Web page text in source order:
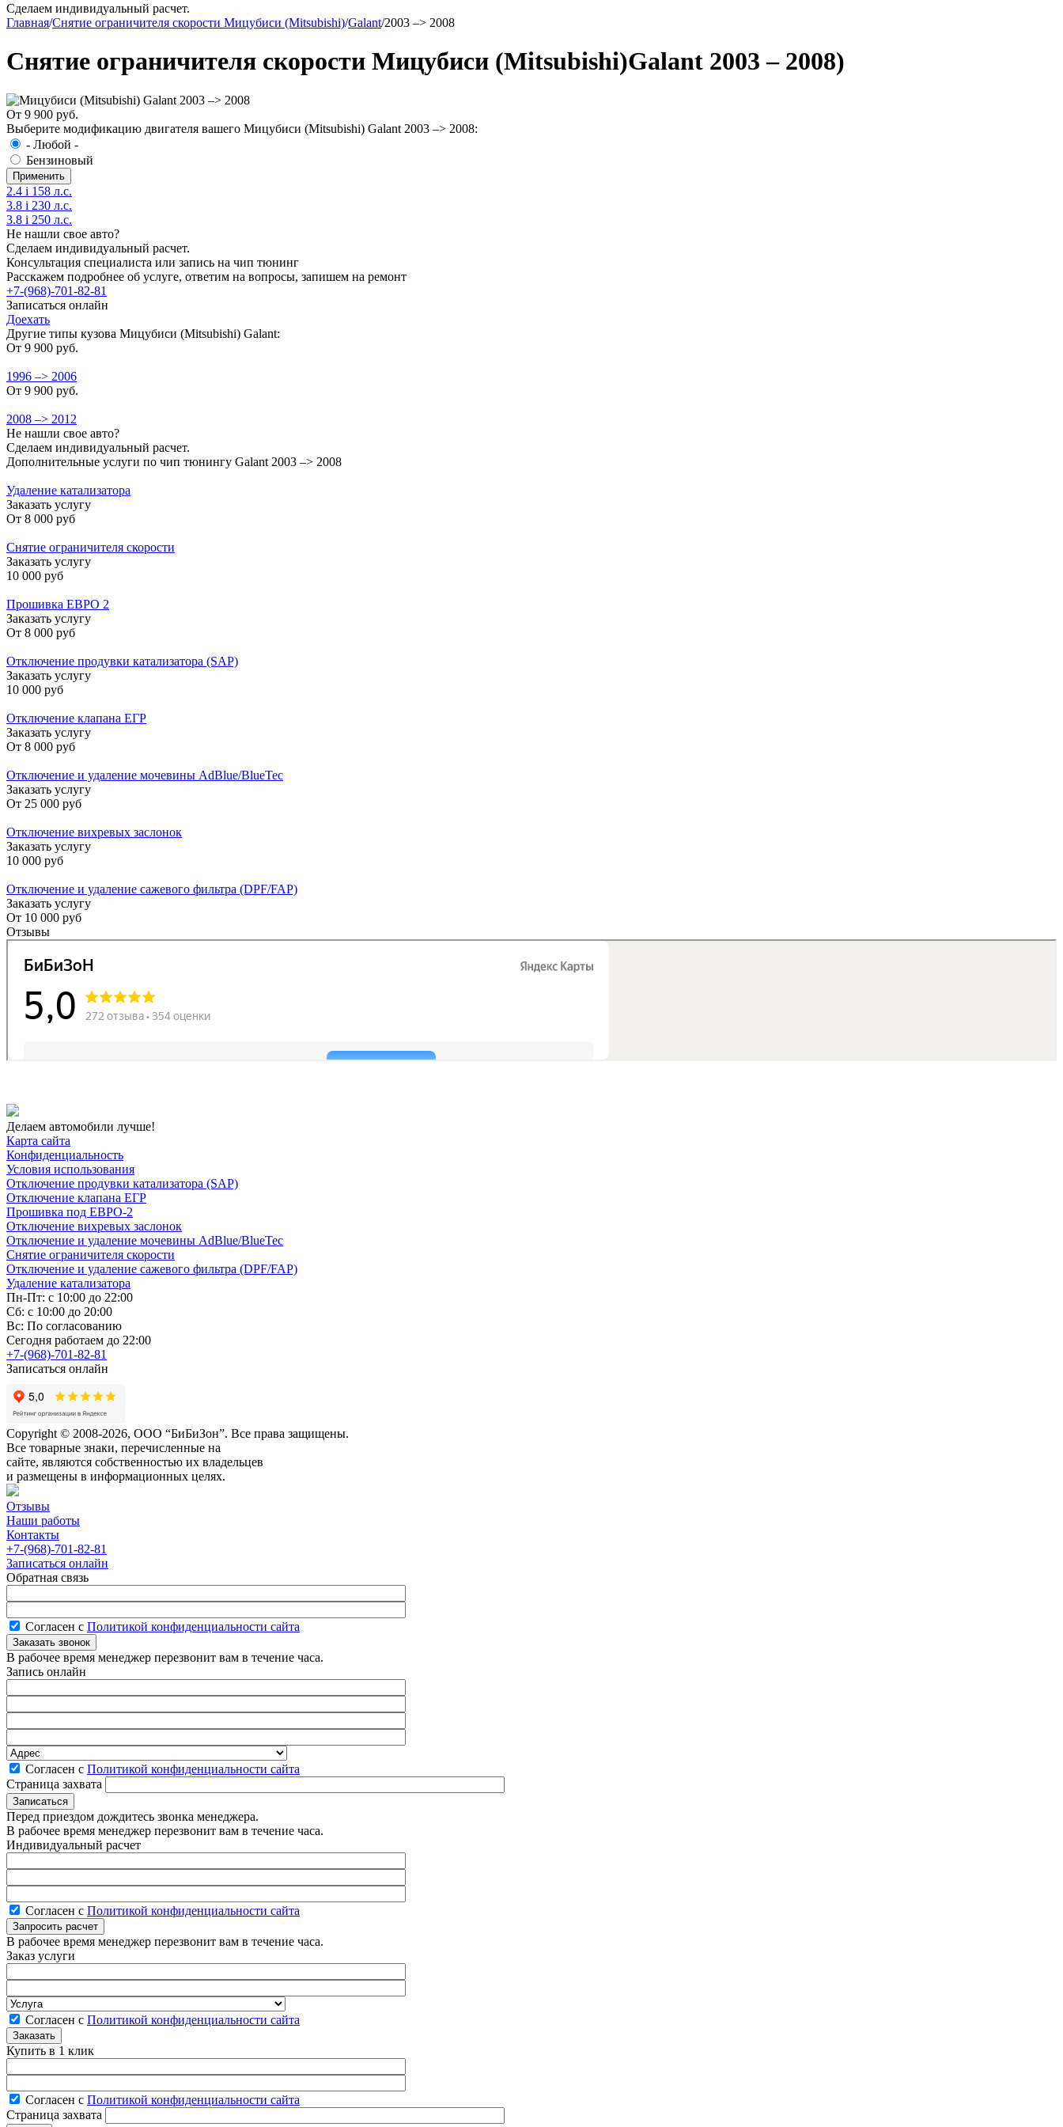
Сделаем индивидуальный расчет.
Главная/Снятие ограничителя скорости Мицубиси (Mitsubishi)/Galant/2003 –> 2008
Снятие ограничителя скорости Мицубиси (Mitsubishi)Galant 2003 – 2008)
От 9 900 руб.
Выберите модификацию двигателя вашего Мицубиси (Mitsubishi) Galant 2003 –> 2008:
- Любой -
Бензиновый
2.4 i 158 л.с.
3.8 i 230 л.с.
3.8 i 250 л.с.
Не нашли свое авто?
Сделаем индивидуальный расчет.
Консультация специалиста или запись на чип тюнинг
Расскажем подробнее об услуге, ответим на вопросы, запишем на ремонт
+7-(968)-701-82-81
Записаться онлайн
Доехать
Другие типы кузова Мицубиси (Mitsubishi) Galant:
От 9 900 руб.
1996 –> 2006
От 9 900 руб.
2008 –> 2012
Не нашли свое авто?
Сделаем индивидуальный расчет.
Дополнительные услуги по чип тюнингу Galant 2003 –> 2008
Удаление катализатора
Заказать услугу
От 8 000 руб
Снятие ограничителя скорости
Заказать услугу
10 000 руб
Прошивка ЕВРО 2
Заказать услугу
От 8 000 руб
Отключение продувки катализатора (SAP)
Заказать услугу
10 000 руб
Отключение клапана ЕГР
Заказать услугу
От 8 000 руб
Отключение и удаление мочевины AdBlue/BlueTec
Заказать услугу
От 25 000 руб
Отключение вихревых заслонок
Заказать услугу
10 000 руб
Отключение и удаление сажевого фильтра (DPF/FAP)
Заказать услугу
От 10 000 руб
Отзывы
Делаем автомобили лучше!
Карта сайта
Конфиденциальность
Условия использования
Отключение продувки катализатора (SAP)
Отключение клапана ЕГР
Прошивка под ЕВРО-2
Отключение вихревых заслонок
Отключение и удаление мочевины AdBlue/BlueTec
Снятие ограничителя скорости
Отключение и удаление сажевого фильтра (DPF/FAP)
Удаление катализатора
Пн-Пт: с 10:00 до 22:00
Сб: с 10:00 до 20:00
Вс: По согласованию
Сегодня работаем до 22:00
+7-(968)-701-82-81
Записаться онлайн
Copyright © 2008-2026, ООО “БиБиЗон”. Все права защищены.
Все товарные знаки, перечисленные на
сайте, являются собственностью их владельцев
и размещены в информационных целях.
Отзывы
Наши работы
Контакты
+7-(968)-701-82-81
Записаться онлайн
Обратная связь
Согласен с Политикой конфиденциальности сайта
В рабочее время менеджер перезвонит вам в течение часа.
Запись онлайн
Согласен с Политикой конфиденциальности сайта
Страница захвата
Перед приездом дождитесь звонка менеджера.
В рабочее время менеджер перезвонит вам в течение часа.
Индивидуальный расчет
Согласен с Политикой конфиденциальности сайта
В рабочее время менеджер перезвонит вам в течение часа.
Заказ услуги
Согласен с Политикой конфиденциальности сайта
Купить в 1 клик
Согласен с Политикой конфиденциальности сайта
Страница захвата